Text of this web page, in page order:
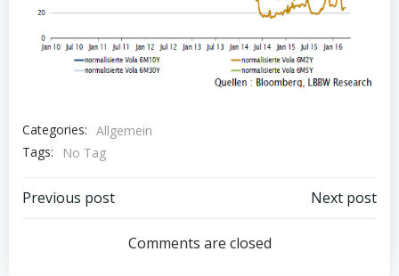
Categories: Allgemein
Tags:
No Tag
Post
navigation
Previous post
navigation
Next post
Comments are closed